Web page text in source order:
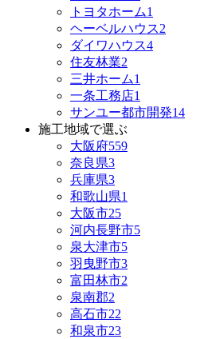
トヨタホーム1
ヘーベルハウス2
ダイワハウス4
住友林業2
三井ホーム1
一条工務店1
サンユー都市開発14
施工地域で選ぶ
大阪府559
奈良県3
兵庫県3
和歌山県1
大阪市25
河内長野市5
泉大津市5
羽曳野市3
富田林市2
泉南郡2
高石市22
和泉市23